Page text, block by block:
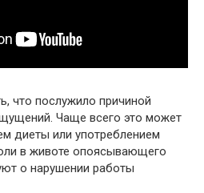
что послужило причиной
Чаще всего это может
диеты или употреблением
в животе опоясывающего
о нарушении работы